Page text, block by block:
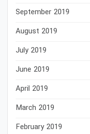
September 2019
August 2019
July 2019
June 2019
April 2019
March 2019
February 2019